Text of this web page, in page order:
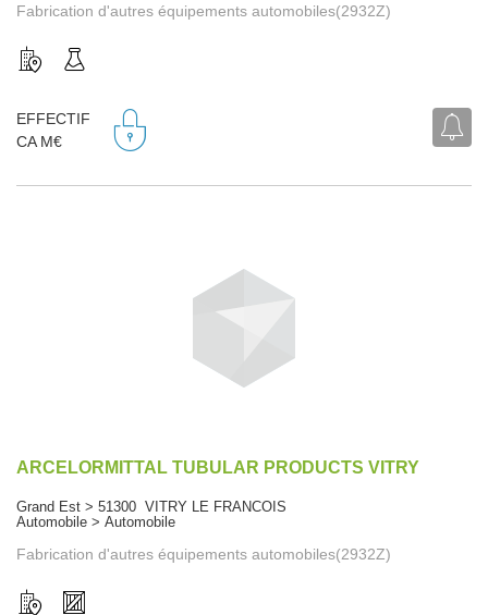
Fabrication d'autres équipements automobiles(2932Z)
EFFECTIF
CA M€
ARCELORMITTAL TUBULAR PRODUCTS VITRY
Grand Est > 51300 VITRY LE FRANCOIS
Automobile > Automobile
Fabrication d'autres équipements automobiles(2932Z)